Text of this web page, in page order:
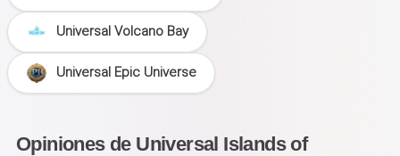
Universal Volcano Bay
Universal Epic Universe
Opiniones de Universal Islands of